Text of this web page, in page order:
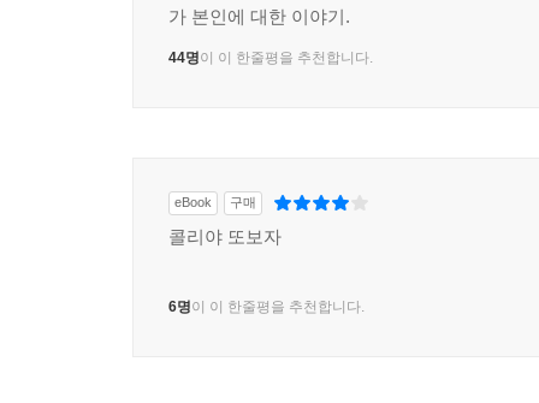
가 본인에 대한 이야기.
44명이 이 한줄평을 추천합니다.
eBook 구매
콜리야 또보자
6명이 이 한줄평을 추천합니다.